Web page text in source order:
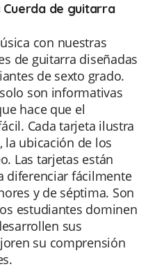
de guitarra
con nuestras
de guitarra diseñadas
de sexto grado.
son informativas
hace que el
Cada tarjeta ilustra
la ubicación de los
Las tarjetas están
diferenciar fácilmente
y de séptima. Son
estudiantes dominen
sus
su comprensión